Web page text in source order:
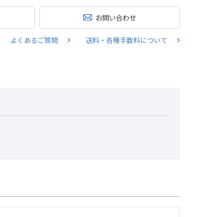
お問い合わせ
よくあるご質問 送料・各種手数料について